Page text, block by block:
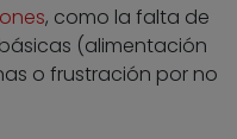
, como la falta de
(alimentación
o frustración por no